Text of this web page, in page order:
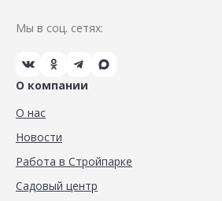
Мы в соц. сетях:
О компании
О нас
Новости
Работа в Стройпарке
Садовый центр